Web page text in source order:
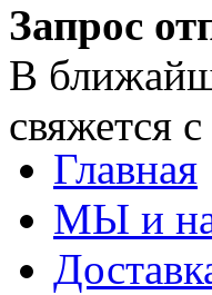
Запрос
В
свяжется
Главная
МЫ и